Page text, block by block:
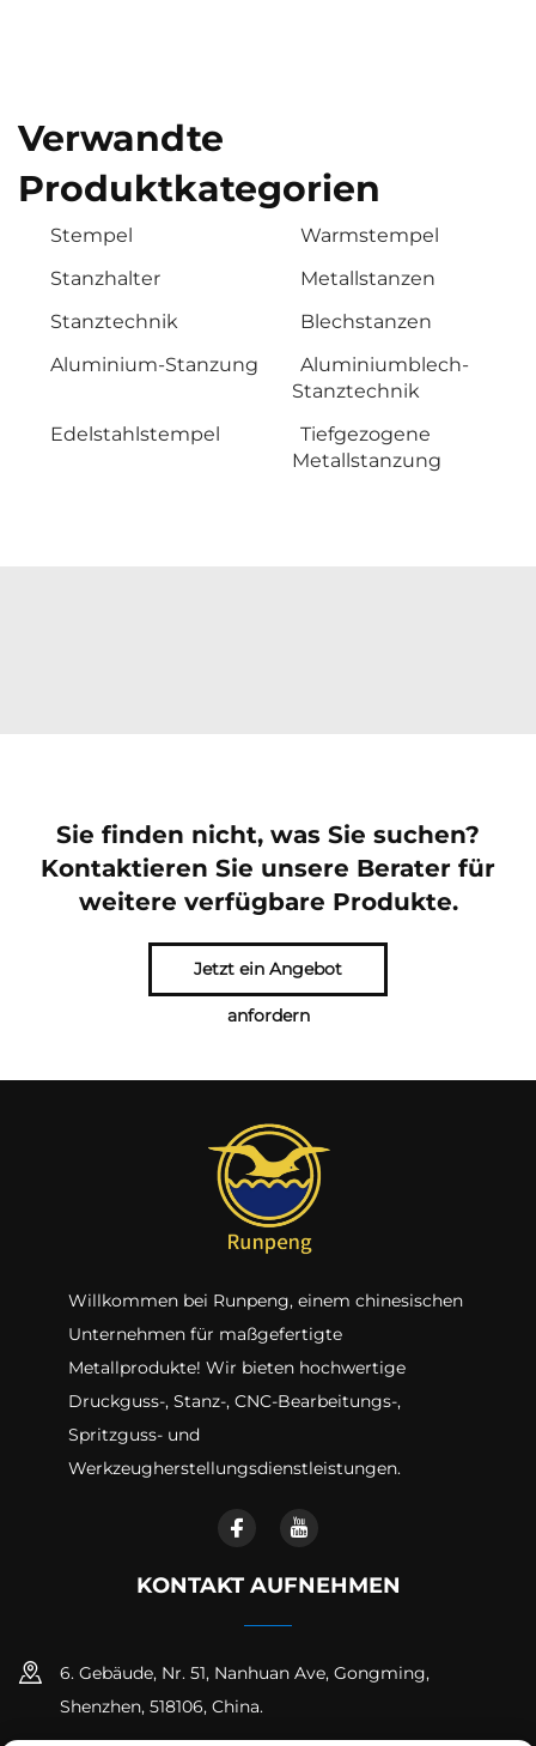
Verwandte
Produktkategorien
Stempel
Warmstempel
Stanzhalter
Metallstanzen
Stanztechnik
Blechstanzen
Aluminium-Stanzung
Aluminiumblech-
Stanztechnik
Edelstahlstempel
Tiefgezogene
Metallstanzung
Sie finden nicht, was Sie suchen?
Kontaktieren Sie unsere Berater für
weitere verfügbare Produkte.
Jetzt ein Angebot
anfordern
Willkommen bei Runpeng, einem chinesischen
Unternehmen für maßgefertigte
Metallprodukte! Wir bieten hochwertige
Druckguss-, Stanz-, CNC-Bearbeitungs-,
Spritzguss- und
Werkzeugherstellungsdienstleistungen.
KONTAKT AUFNEHMEN
6. Gebäude, Nr. 51, Nanhuan Ave, Gongming,
Shenzhen, 518106, China.